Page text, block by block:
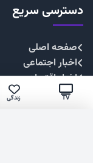
TV زندگی
دسترسی سریع
صفحه اصلی
اخبار اجتماعی
اخبار اقتصادی
اخبار چندرسانه